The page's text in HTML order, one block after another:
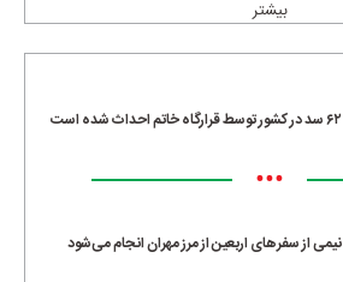
بیشتر
۶۲ سد در کشور توسط قرارگاه خاتم احداث شده است
•••
نیمی از سفرهای اربعین از مرز مهران انجام می‌شود